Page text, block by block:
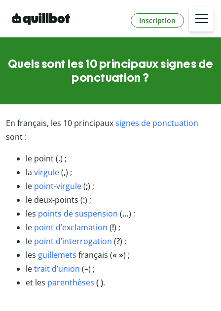
Inscription
Quels sont les 10 principaux signes de
ponctuation ?
En français, les 10 principauxsignes de ponctuation
sont :
le point (.) ;
la virgule(,) ;
le point-virgule(;) ;
le deux-points (:) ;
les points de suspension (…) ;
le point d’exclamation (!) ;
le point d’interrogation (?) ;
les guillemets français (« ») ;
letrait d’union (–) ;
et les parenthèses ( ).